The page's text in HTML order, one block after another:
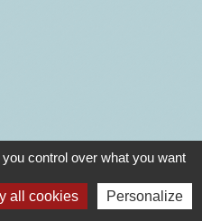
control over what you want
all cookies Personalize